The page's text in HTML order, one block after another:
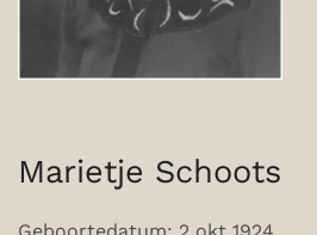
Marietje Schoots
Geboortedatum: 2 okt 1924